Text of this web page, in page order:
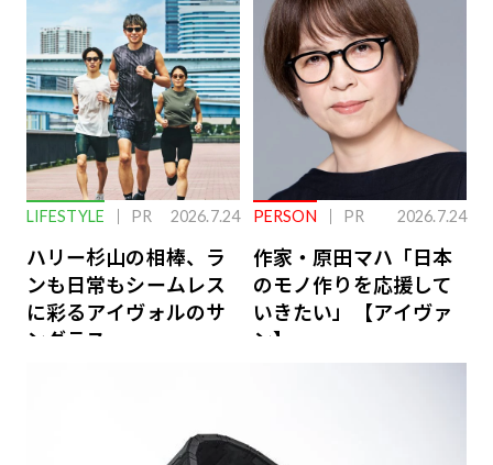
ーケアとは
LIFESTYLE PR 2026.7.24
ハリー杉山の相棒、ラ
ンも日常もシームレス
に彩るアイヴォルのサ
ングラス
PERSON PR 2026.7.24
作家・原田マハ「日本
のモノ作りを応援して
いきたい」【アイヴァ
ン】